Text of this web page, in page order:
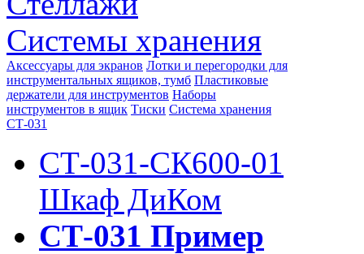
Системы хранения
Аксессуары для экранов Лотки и перегородки для
инструментальных ящиков, тумб Пластиковые
держатели для инструментов Наборы
инструментов в ящик Тиски Система хранения
СТ-031
СТ-031-СК600-01
Шкаф ДиКом
СТ-031 Пример